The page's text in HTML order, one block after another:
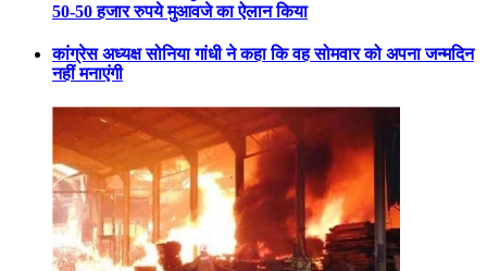
50-50 हजार रुपये मुआवजे का ऐलान किया
कांग्रेस अध्यक्ष सोनिया गांधी ने कहा कि वह सोमवार को अपना जन्मदिन
नहीं मनाएंगी